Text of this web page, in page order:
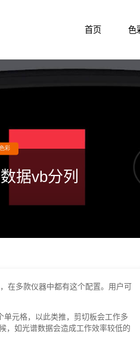
至
首页 色
据vb分列
色彩
在多款仪器中都有这个配置。用户可
元格，以此类推，剪切板会工作多
，如光谱数据会造成工作效率较低的